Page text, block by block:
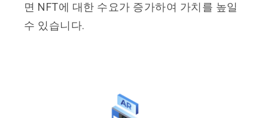
면 NFT에 대한 수요가 증가하여 가치를 높일
수 있습니다.